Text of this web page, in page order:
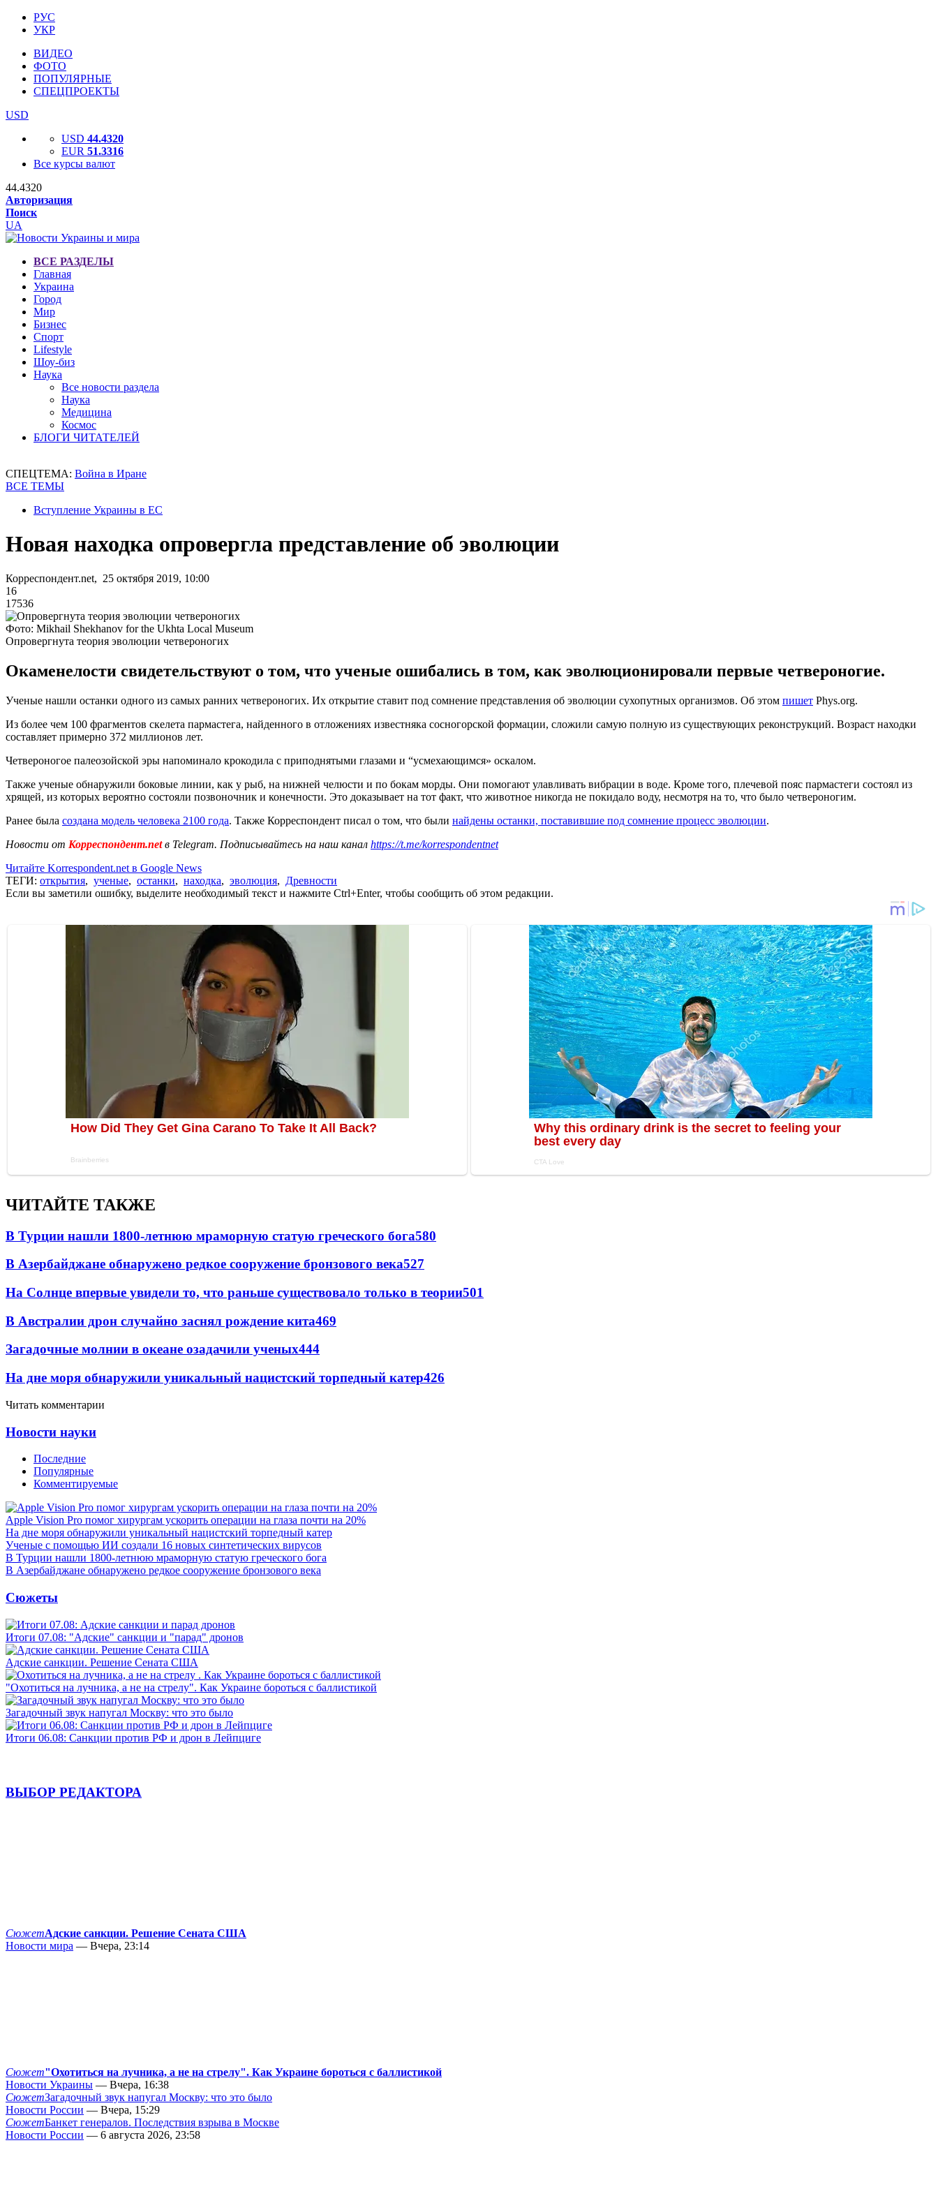
РУС
УКР
ВИДЕО
ФОТО
ПОПУЛЯРНЫЕ
СПЕЦПРОЕКТЫ
USD
USD 44.4320
EUR 51.3316
Все курсы валют
44.4320
Авторизация
Поиск
UA
ВСЕ РАЗДЕЛЫ
Главная
Украина
Город
Мир
Бизнес
Спорт
Lifestyle
Шоу-биз
Наука
Все новости раздела
Наука
Медицина
Космос
БЛОГИ ЧИТАТЕЛЕЙ
СПЕЦТЕМА: Война в Иране
ВСЕ ТЕМЫ
Вступление Украины в ЕС
Новая находка опровергла представление об эволюции
Корреспондент.net, 25 октября 2019, 10:00
16
17536
Фото: Mikhail Shekhanov for the Ukhta Local Museum
Опровергнута теория эволюции четвероногих
Окаменелости свидетельствуют о том, что ученые ошибались в том, как эволюционировали первые четвероногие.
Ученые нашли останки одного из самых ранних четвероногих. Их открытие ставит под сомнение представления об эволюции сухопутных организмов. Об этом пишет Phys.org.
Из более чем 100 фрагментов скелета пармастега, найденного в отложениях известняка сосногорской формации, сложили самую полную из существующих реконструкций. Возраст находки
составляет примерно 372 миллионов лет.
Четвероногое палеозойской эры напоминало крокодила с приподнятыми глазами и “усмехающимся» оскалом.
Также ученые обнаружили боковые линии, как у рыб, на нижней челюсти и по бокам морды. Они помогают улавливать вибрации в воде. Кроме того, плечевой пояс пармастеги состоял из
хрящей, из которых вероятно состояли позвоночник и конечности. Это доказывает на тот факт, что животное никогда не покидало воду, несмотря на то, что было четвероногим.
Ранее была создана модель человека 2100 года. Также Корреспондент писал о том, что были найдены останки, поставившие под сомнение процесс эволюции.
Новости от Корреспондент.netв Telegram. Подписывайтесь на наш канал https://t.me/korrespondentnet
Читайте Korrespondent.net в Google News
ТЕГИ: открытия, ученые, останки, находка, эволюция, Древности
Если вы заметили ошибку, выделите необходимый текст и нажмите Ctrl+Enter, чтобы сообщить об этом редакции.
ЧИТАЙТЕ ТАКЖЕ
В Турции нашли 1800-летнюю мраморную статую греческого бога580
В Азербайджане обнаружено редкое сооружение бронзового века527
На Солнце впервые увидели то, что раньше существовало только в теории501
В Австралии дрон случайно заснял рождение кита469
Загадочные молнии в океане озадачили ученых444
На дне моря обнаружили уникальный нацистский торпедный катер426
Читать комментарии
Новости науки
Последние
Популярные
Комментируемые
Apple Vision Pro помог хирургам ускорить операции на глаза почти на 20%
На дне моря обнаружили уникальный нацистский торпедный катер
Ученые с помощью ИИ создали 16 новых синтетических вирусов
В Турции нашли 1800-летнюю мраморную статую греческого бога
В Азербайджане обнаружено редкое сооружение бронзового века
Сюжеты
Итоги 07.08: "Адские" санкции и "парад" дронов
Адские санкции. Решение Сената США
"Охотиться на лучника, а не на стрелу". Как Украине бороться с баллистикой
Загадочный звук напугал Москву: что это было
Итоги 06.08: Санкции против РФ и дрон в Лейпциге
ВЫБОР РЕДАКТОРА
СюжетАдские санкции. Решение Сената США
Новости мира — Вчера, 23:14
Сюжет"Охотиться на лучника, а не на стрелу". Как Украине бороться с баллистикой
Новости Украины — Вчера, 16:38
СюжетЗагадочный звук напугал Москву: что это было
Новости России — Вчера, 15:29
СюжетБанкет генералов. Последствия взрыва в Москве
Новости России — 6 августа 2026, 23:58